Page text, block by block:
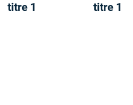
titre 1 titre 1